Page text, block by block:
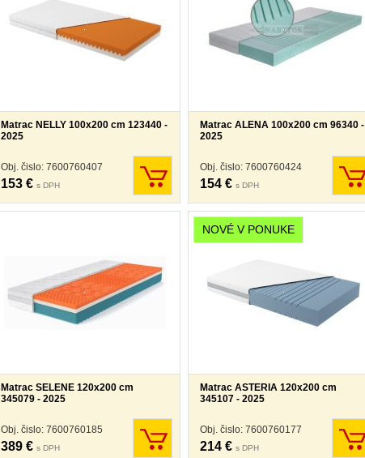
Matrac NELLY 100x200 cm 123440 -
2025
Obj. čislo: 7600760407
153 € s DPH
Matrac ALENA 100x200 cm 96340 -
2025
Obj. čislo: 7600760424
154 € s DPH
Matrac SELENE 120x200 cm
345079 - 2025
Obj. čislo: 7600760185
389 € s DPH
NOVÉ V PONUKE
Matrac ASTERIA 120x200 cm
345107 - 2025
Obj. čislo: 7600760177
214 € s DPH